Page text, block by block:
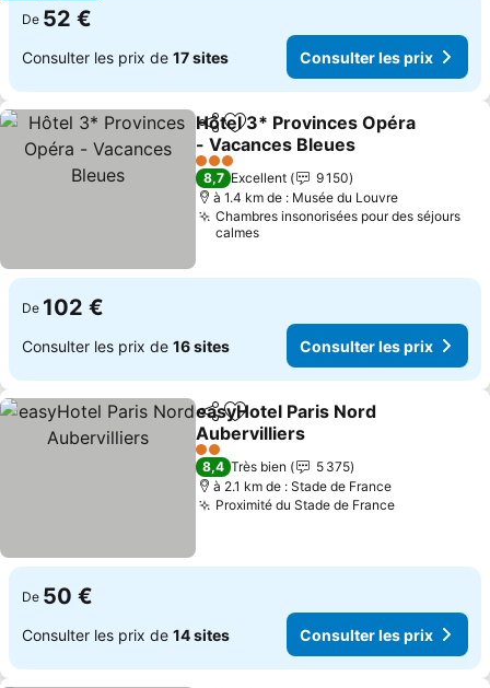
De 52 €
Consulter les prix de 17 sites Consulter les prix
PartagerAjouter à mes favoris
Hôtel 3* Provinces Opéra
- Vacances Bleues
3 Étoiles
8,7 Excellent
9 150
à 1.4 km de : Musée du Louvre
Chambres insonorisées pour des séjours
calmes
De 102 €
Consulter les prix de 16 sites Consulter les prix
PartagerAjouter à mes favoris
easyHotel Paris Nord
Aubervilliers
2 Étoiles
8,4 Très bien
5 375
à 2.1 km de : Stade de France
Proximité du Stade de France
De 50 €
Consulter les prix de 14 sites Consulter les prix